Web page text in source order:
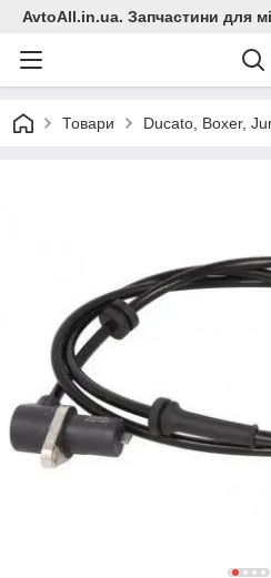
AvtoAll.in.ua. Запчастини для
Товари Ducato, Boxer,